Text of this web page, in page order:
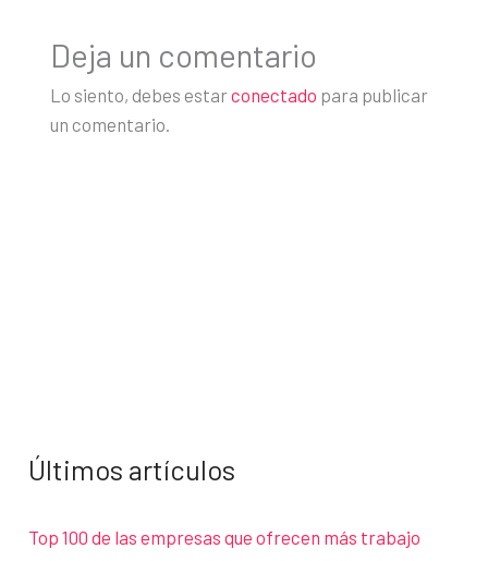
Deja un comentario
Lo siento, debes estarconectado para publicar
un comentario.
Últimos artículos
Top 100 de las empresas que ofrecen más trabajo